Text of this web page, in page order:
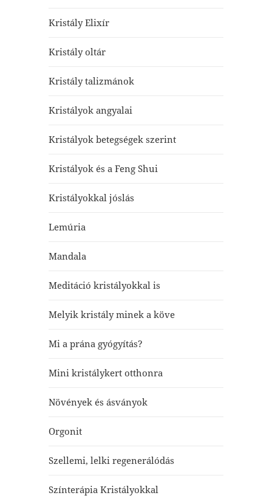
Kristály Elixír
Kristály oltár
Kristály talizmánok
Kristályok angyalai
Kristályok betegségek szerint
Kristályok és a Feng Shui
Kristályokkal jóslás
Lemúria
Mandala
Meditáció kristályokkal is
Melyik kristály minek a köve
Mi a prána gyógyítás?
Mini kristálykert otthonra
Növények és ásványok
Orgonit
Szellemi, lelki regenerálódás
Színterápia Kristályokkal